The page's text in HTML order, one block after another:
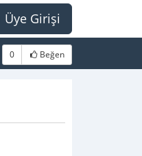
Üye Girişi
0 Beğen